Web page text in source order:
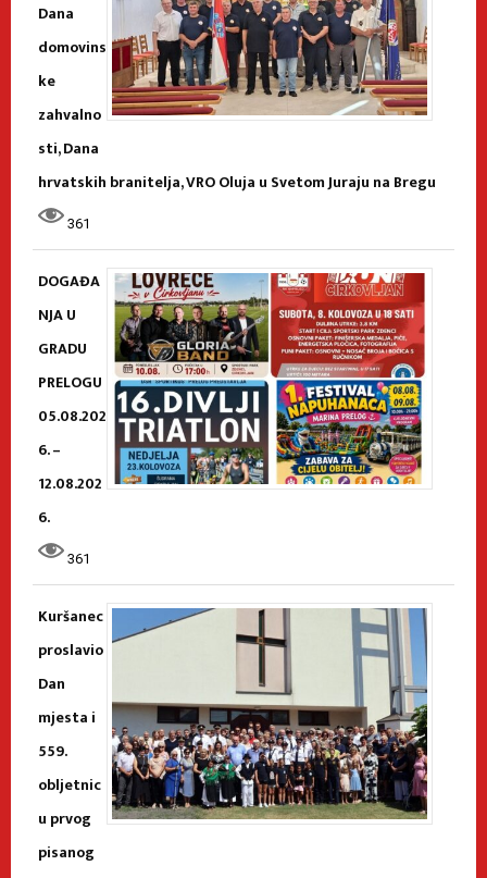
Dana
domovins
ke
zahvalno
sti, Dana
hrvatskih branitelja, VRO Oluja u Svetom Juraju na Bregu
361
DOGAĐA
NJA U
GRADU
PRELOGU
05.08.202
6. –
12.08.202
6.
361
Kuršanec
proslavio
Dan
mjesta i
559.
obljetnic
u prvog
pisanog